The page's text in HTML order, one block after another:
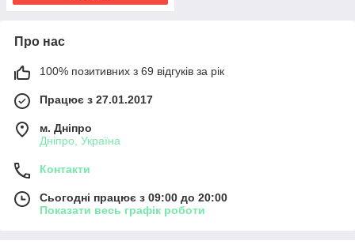
Про нас
100% позитивних з 69 відгуків за рік
Працює з 27.01.2017
м. Дніпро
Дніпро, Україна
Контакти
Сьогодні працює з 09:00 до 20:00
Показати весь графік роботи